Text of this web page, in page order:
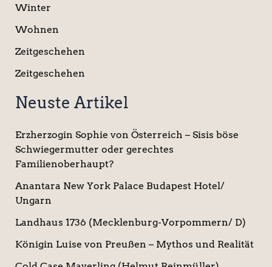
Winter
Wohnen
Zeitgeschehen
Zeitgeschehen
Neuste Artikel
Erzherzogin Sophie von Österreich – Sisis böse
Schwiegermutter oder gerechtes
Familienoberhaupt?
Anantara New York Palace Budapest Hotel/
Ungarn
Landhaus 1736 (Mecklenburg-Vorpommern/ D)
Königin Luise von Preußen – Mythos und Realität